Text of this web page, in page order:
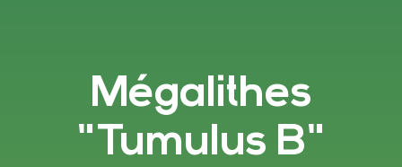
Mégalithes
"Tumulus B"